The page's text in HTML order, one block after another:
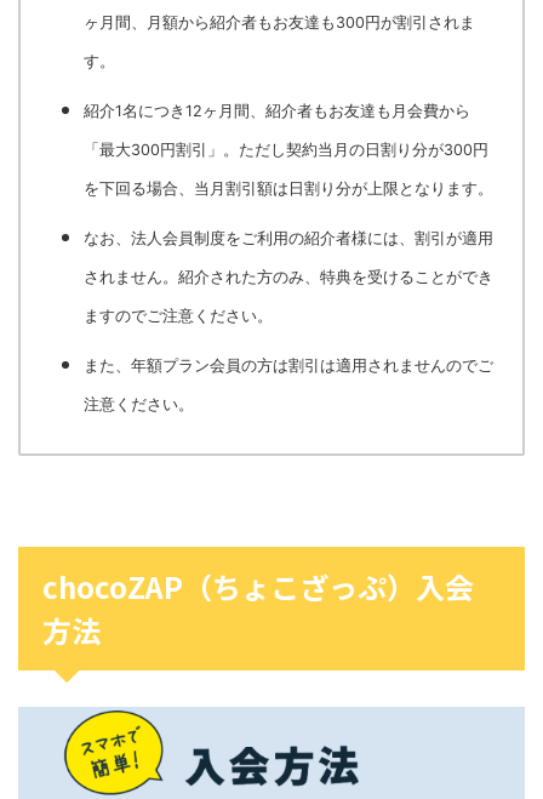
ヶ月間、月額から紹介者もお友達も300円が割引されま
す。
紹介1名につき12ヶ月間、紹介者もお友達も月会費から
「最大300円割引」。ただし契約当月の日割り分が300円
を下回る場合、当月割引額は日割り分が上限となります。
なお、法人会員制度をご利用の紹介者様には、割引が適用
されません。紹介された方のみ、特典を受けることができ
ますのでご注意ください。
また、年額プラン会員の方は割引は適用されませんのでご
注意ください。
chocoZAP（ちょこざっぷ）入会
方法